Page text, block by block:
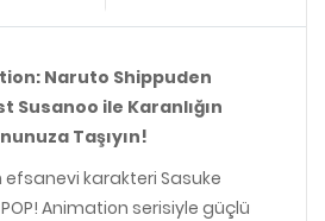
Naruto Shippuden
Susanoo ile Karanlığın
Taşıyın!
karakteri Sasuke
Animation serisiyle güçlü